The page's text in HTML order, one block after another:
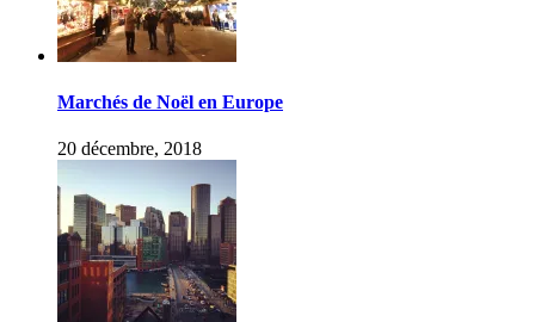
Marchés de Noël en Europe
20 décembre, 2018